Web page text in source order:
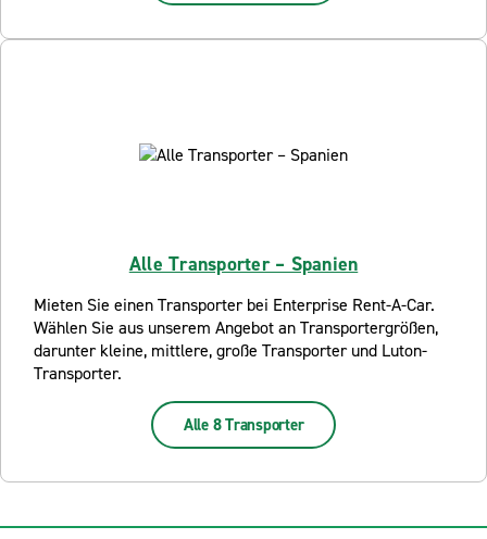
Alle Transporter – Spanien
Mieten Sie einen Transporter bei Enterprise Rent-A-Car.
Wählen Sie aus unserem Angebot an Transportergrößen,
darunter kleine, mittlere, große Transporter und Luton-
Transporter.
Alle 8 Transporter